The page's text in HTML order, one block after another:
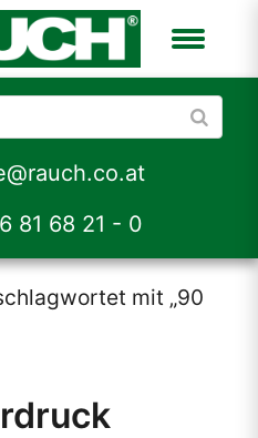
81 68 21 - 0
mit „90